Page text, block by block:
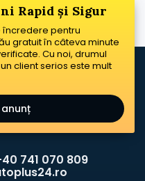
Rapid și Sigur
încredere pentru
gratuit în câteva minute
Cu noi, drumul
client serios este mult
741 070 809